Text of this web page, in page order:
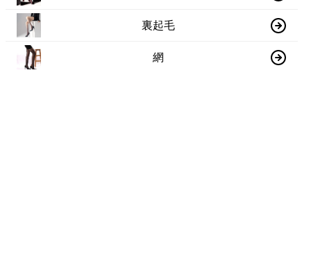
裏起毛
網